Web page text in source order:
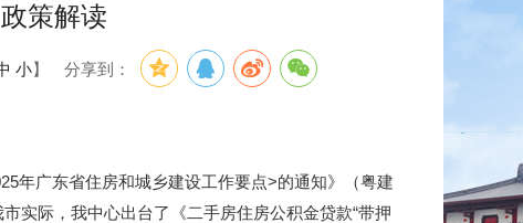
策解读
小】 分享到：
广东省住房和城乡建设工作要点>的通知》（粤建
实际，我中心出台了《二手房住房公积金贷款“带押